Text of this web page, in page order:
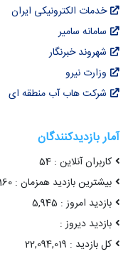
خدمات الکترونیکی ایران
سامانه سامیر
شهروند خبرنگار
وزارت نیرو
شرکت هاب آب منطقه ای
آمار بازدیدکنندگان
کاربران آنلاین : 54
بیشترین بازدید همزمان : 1160
بازدید امروز : 5,945
بازدید دیروز :
کل بازدید : 22,094,019